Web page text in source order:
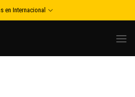
en Internacional